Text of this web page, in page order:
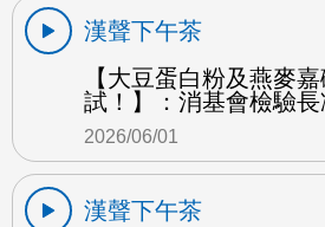
漢聲下午茶
【大豆蛋白粉及燕麥
試！】：消基會檢驗
2026/06/01
漢聲下午茶